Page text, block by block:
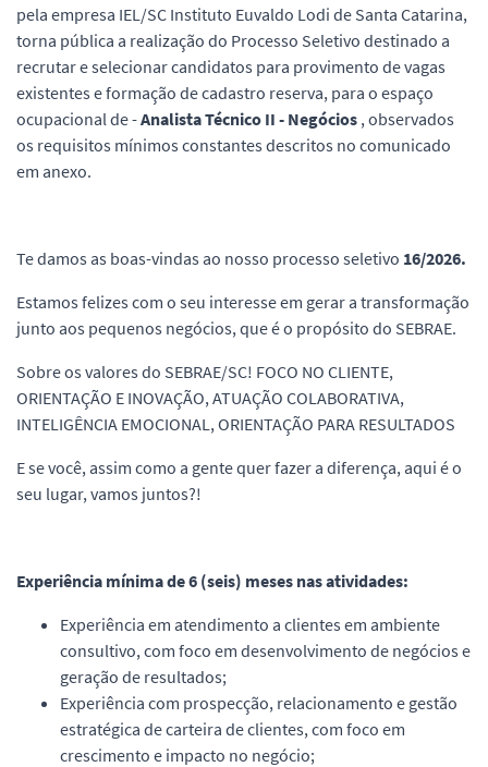
pela empresa IEL/SC Instituto Euvaldo Lodi de Santa Catarina,
torna pública a realização do Processo Seletivo destinado a
recrutar e selecionar candidatos para provimento de vagas
existentes e formação de cadastro reserva, para o espaço
ocupacional de -Analista Técnico II - Negócios , observados
os requisitos mínimos constantes descritos no comunicado
em anexo.
Te damos as boas-vindas ao nosso processo seletivo 16/2026.
Estamos felizes com o seu interesse em gerar a transformação
junto aos pequenos negócios, que é o propósito do SEBRAE.
Sobre os valores do SEBRAE/SC! FOCO NO CLIENTE,
ORIENTAÇÃO E INOVAÇÃO, ATUAÇÃO COLABORATIVA,
INTELIGÊNCIA EMOCIONAL, ORIENTAÇÃO PARA RESULTADOS
E se você, assim como a gente quer fazer a diferença, aqui é o
seu lugar, vamos juntos?!
Experiência mínima de 6 (seis) meses nas atividades:
Experiência em atendimento a clientes em ambiente
consultivo, com foco em desenvolvimento de negócios e
geração de resultados;
Experiência com prospecção, relacionamento e gestão
estratégica de carteira de clientes, com foco em
crescimento e impacto no negócio;